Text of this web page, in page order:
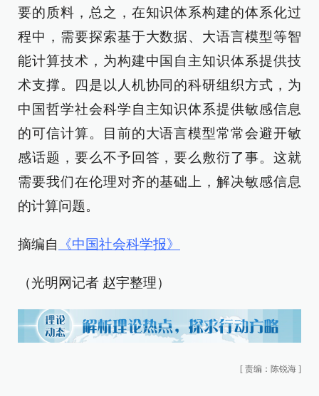
要的质料，总之，在知识体系构建的体系化过
程中，需要探索基于大数据、大语言模型等智
能计算技术，为构建中国自主知识体系提供技
术支撑。四是以人机协同的科研组织方式，为
中国哲学社会科学自主知识体系提供敏感信息
的可信计算。目前的大语言模型常常会避开敏
感话题，要么不予回答，要么敷衍了事。这就
需要我们在伦理对齐的基础上，解决敏感信息
的计算问题。
摘编自 《中国社会科学报》
（光明网记者 赵宇整理）
[ 责编：陈锐海 ]